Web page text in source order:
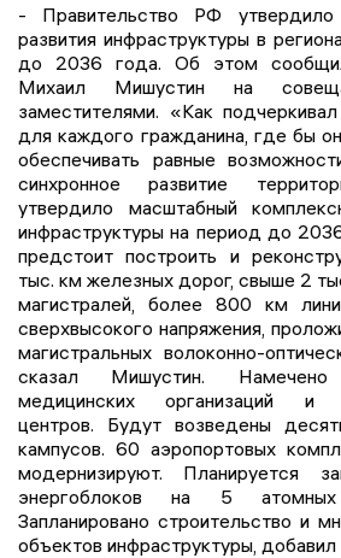
- Правительство РФ утвердило
развития инфраструктуры в
до 2036 года. Об этом
Михаил Мишустин на
заместителями. «Как подчеркивал
для каждого гражданина, где бы
обеспечивать равные
синхронное развитие
утвердило масштабный
инфраструктуры на период до
предстоит построить и
тыс. км железных дорог, свыше 2
магистралей, более 800 км
сверхвысокого напряжения,
магистральных волоконно-
сказал Мишустин.
медицинских организаций и
центров. Будут возведены
кампусов. 60 аэропортовых
модернизируют. Планируется
энергоблоков на 5 атомных
Запланировано строительство и
объектов инфраструктуры,